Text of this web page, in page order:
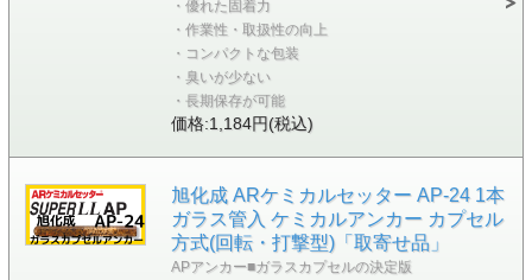
・優れた固着力
・作業性・取扱性の向上
・コンパクトな包装
・臭いが少ない
・長期保存が可能
価格:1,184円(税込)
旭化成 ARケミカルセッター AP-24 1本
ガラス管入 ケミカルアンカー カプセル
方式(回転・打撃型)「取寄せ品」
APアンカー■ガラスカプセルの決定版